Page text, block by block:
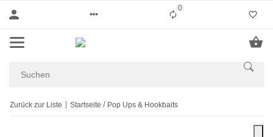
0Liste ist leer
Zurück zur Liste Startseite Pop Ups & Hookbaits